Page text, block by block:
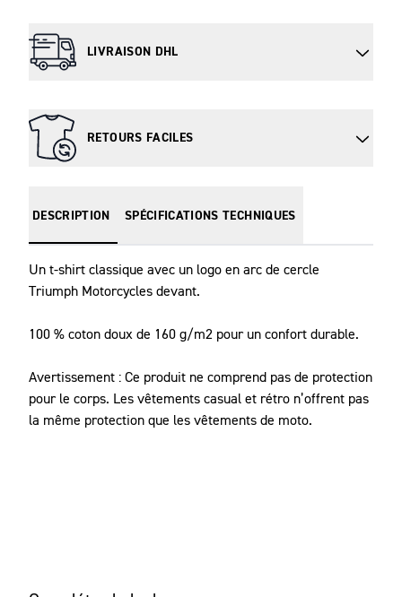
LIVRAISON DHL
RETOURS FACILES
DESCRIPTION SPÉCIFICATIONS TECHNIQUES
Un t-shirt classique avec un logo en arc de cercle
Triumph Motorcycles devant.
100 % coton doux de 160 g/m2 pour un confort durable.
Avertissement : Ce produit ne comprend pas de protection
pour le corps. Les vêtements casual et rétro n’offrent pas
la même protection que les vêtements de moto.